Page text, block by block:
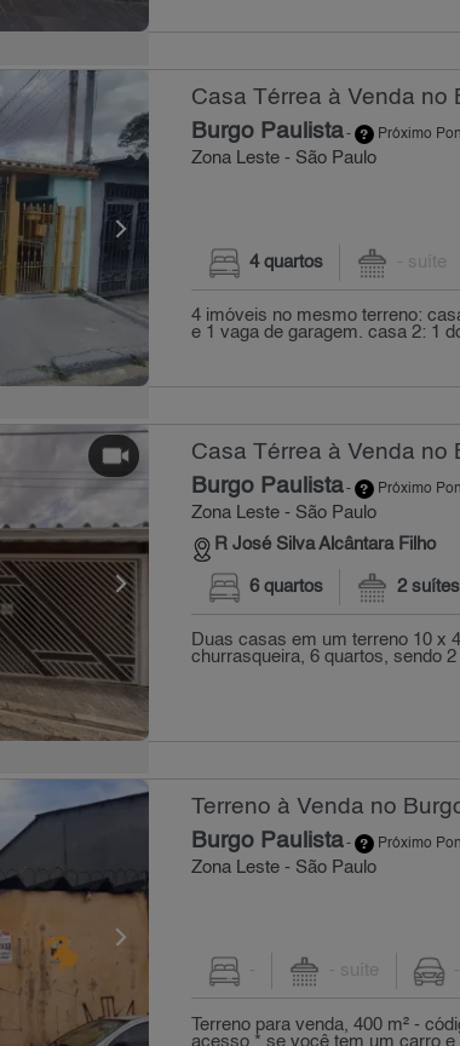
Casa Térrea à Venda no
Burgo Paulista- Próximo
Zona Leste - São Paulo
4 quartos - suíte
4 imóveis no mesmo terreno:
e 1 vaga de garagem. casa 2: 1
Casa Térrea à Venda no
Burgo Paulista- Próximo
Zona Leste - São Paulo
R José Silva Alcântara Filho
6 quartos 2 suítes
Duas casas em um terreno 10 x
churrasqueira, 6 quartos, sendo
Terreno à Venda no
Burgo Paulista- Próximo
Zona Leste - São Paulo
- - suíte
Terreno para venda, 400 m² -
acesso * se você tem um carro e